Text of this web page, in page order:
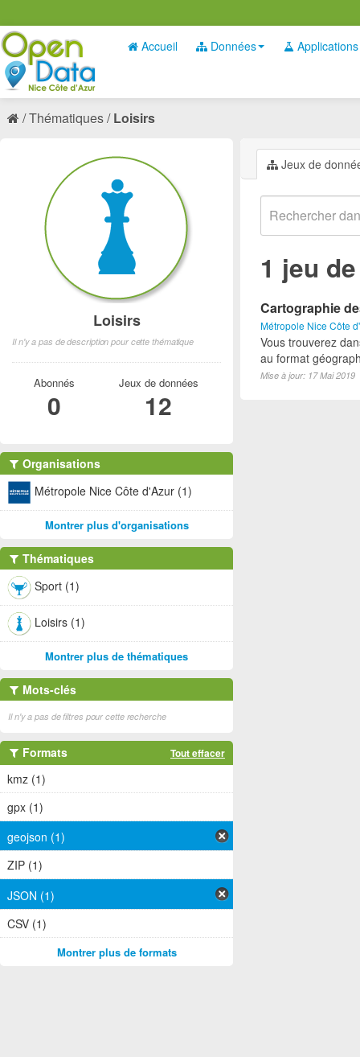
Accueil Données Applications
Thématiques Loisirs
Jeux de
1 jeu
Cartographie
Métropole Nice Côte
Vous trouverez
au format
Mise à jour: 17 Mai 2019
Loisirs
Il n'y a pas de description pour cette thématique
Abonnés
0
Jeux de données
12
Organisations
Métropole Nice Côte d'Azur (1)
Montrer plus d'organisations
Thématiques
Sport (1)
Loisirs (1)
Montrer plus de thématiques
Mots-clés
Il n'y a pas de filtres pour cette recherche
Formats Tout effacer
kmz (1)
gpx (1)
geojson (1)
ZIP (1)
JSON (1)
CSV (1)
Montrer plus de formats